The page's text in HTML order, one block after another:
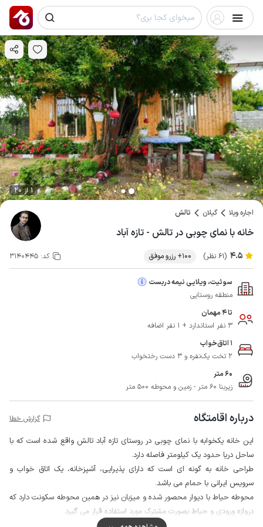
1 از 20
اجاره ویلا گیلان تالش
خانه با نمای چوبی در تالش - تازه آباد
4.5 (61 نظر) 100+ رزرو موفق کد: 3140445
سوئیت، ویلایی نیمه دربست
منطقه روستایی
تا 4 مهمان
3 نفر استاندارد + 1 نفر اضافه
1 اتاق‌خواب
2 تخت یک‌نفره و 3 دست رختخواب
60 متر
زیربنا 60 متر - زمین و محوطه 500 متر
درباره اقامتگاه گزارش خطا
این خانه یکخوابه با نمای چوبی در روستای تازه آباد تالش واقع شده است که با
ساحل دریا حدود یک کیلومتر فاصله دارد.
طراحی خانه به گونه ای است که دارای پذیرایی، آشپزخانه، یک اتاق خواب و
سرویس ایرانی با حمام می باشد.
محوطه حیاط با دیوار محصور شده و میزبان نیز در همین محوطه سکونت دارد که
دروازه ورودی و حیاط بصورت مشترک مورد استفاده قرار می گیرد.